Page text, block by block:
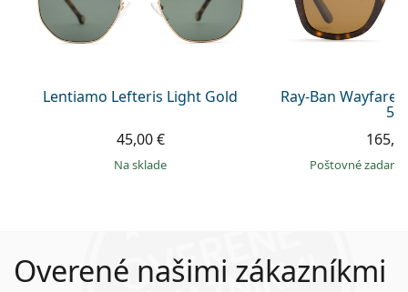
Lentiamo Lefteris Light Gold
45,00 €
na sklade
Ray-Ban Wayfarer
50
Poštovné
Overené našimi zákazníkmi